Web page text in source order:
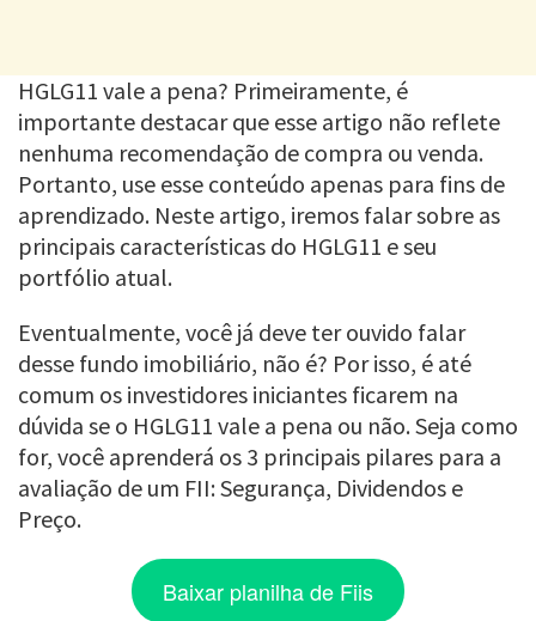
HGLG11 vale a pena? Primeiramente, é
importante destacar que esse artigo não reflete
nenhuma recomendação de compra ou venda.
Portanto, use esse conteúdo apenas para fins de
aprendizado. Neste artigo, iremos falar sobre as
principais características do HGLG11 e seu
portfólio atual.
Eventualmente, você já deve ter ouvido falar
desse fundo imobiliário, não é? Por isso, é até
comum os investidores iniciantes ficarem na
dúvida se o HGLG11 vale a pena ou não. Seja como
for, você aprenderá os 3 principais pilares para a
avaliação de um FII: Segurança, Dividendos e
Preço.
Baixar planilha de Fiis